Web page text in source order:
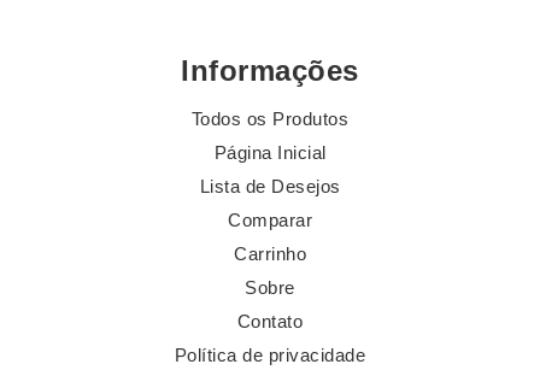
Informações
Todos os Produtos
Página Inicial
Lista de Desejos
Comparar
Carrinho
Sobre
Contato
Política de privacidade